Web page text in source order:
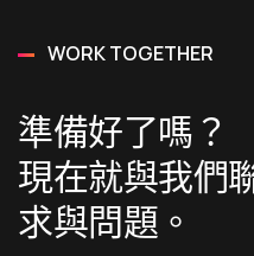
WORK TOGETHER
準備好了嗎？
現在就與我們
求與問題。